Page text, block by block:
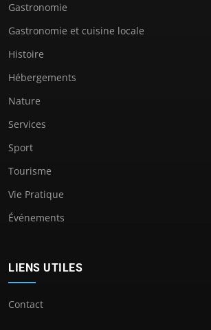
Gastronomie
Gastronomie et cuisine locale
Histoire
Hébergements
Nature
Services
Sport
Tourisme
Vie Pratique
Événements
LIENS UTILES
Contact